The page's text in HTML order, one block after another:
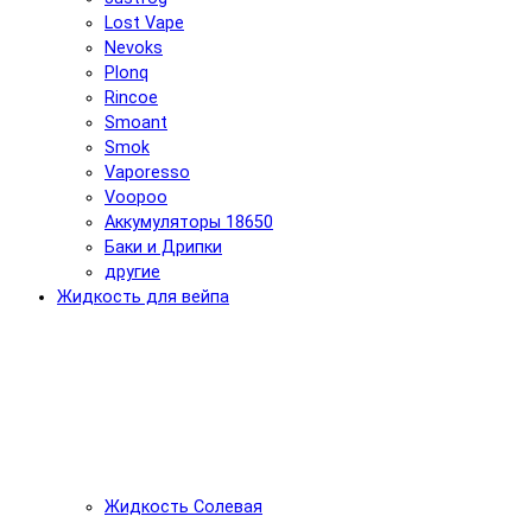
Lost Vape
Nevoks
Plonq
Rincoe
Smoant
Smok
Vaporesso
Voopoo
Аккумуляторы 18650
Баки и Дрипки
другие
Жидкость для вейпа
Жидкость Солевая